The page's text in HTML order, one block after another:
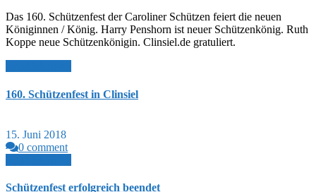
Das 160. Schützenfest der Caroliner Schützen feiert die neuen
Königinnen / König. Harry Penshorn ist neuer Schützenkönig. Ruth
Koppe neue Schützenkönigin. Clinsiel.de gratuliert.
160. Schützenfest in Clinsiel
15. Juni 2018
0 comment
Schützenfest erfolgreich beendet